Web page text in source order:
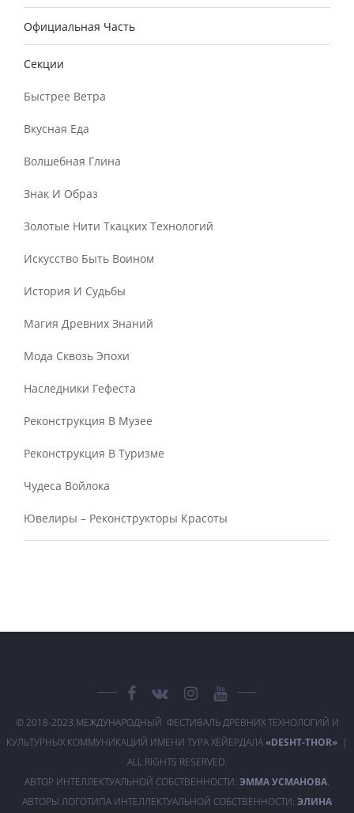
Официальная Часть
Секции
Быстрее Ветра
Вкусная Еда
Волшебная Глина
Знак И Образ
Золотые Нити Ткацких Технологий
Искусство Быть Воином
История И Судьбы
Магия Древних Знаний
Мода Сквозь Эпохи
Наследники Гефеста
Реконструкция В Музее
Реконструкция В Туризме
Чудеса Войлока
Ювелиры – Реконструкторы Красоты
© 2018-2023 МЕЖДУНАРОДНЫЙ ФЕСТИВАЛЬ ДРЕВНИХ ТЕХНОЛОГИЙ И
КУЛЬТУРНЫХ КОММУНИКАЦИЙ ИМЕНИ ТУРА ХЕЙЕРДАЛА«DESHT-THOR» |
ALL RIGHTS RESERVED.
АВТОР ИНТЕЛЛЕКТУАЛЬНОЙ СОБСТВЕННОСТИ: ЭММА УСМАНОВА.
АВТОРЫ ЛОГОТИПА ИНТЕЛЛЕКТУАЛЬНОЙ СОБСТВЕННОСТИ: ЭЛИНА